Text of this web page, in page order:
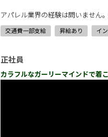
アパレル業界の経験は問いません
交通費一部支給 昇給あり イ
正社員
カラフルなガーリーマインドで着